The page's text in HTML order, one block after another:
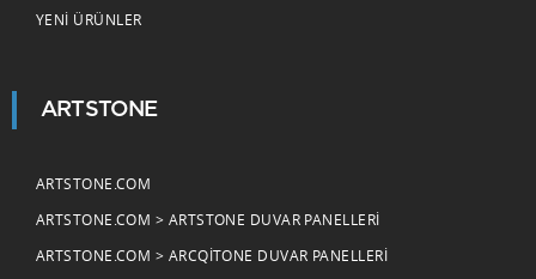
YENI ÜRÜNLER
ARTSTONE
ARTSTONE.COM
ARTSTONE.COM > ARTSTONE DUVAR PANELLERI
ARTSTONE.COM > ARCQITONE DUVAR PANELLERI